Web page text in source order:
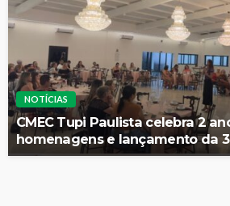
NOTÍCIAS
CMEC Tupi Paulista celebra 2
homenagens e lançamento da